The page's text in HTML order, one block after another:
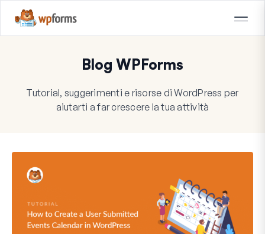
Blog WPForms
Tutorial, suggerimenti e risorse di WordPress per
aiutarti a far crescere la tua attività